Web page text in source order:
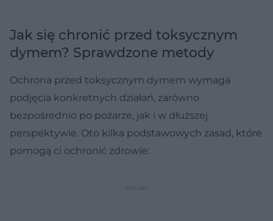
Jak się chronić przed toksycznym
dymem? Sprawdzone metody
Ochrona przed toksycznym dymem wymaga
podjęcia konkretnych działań, zarówno
bezpośrednio po pożarze, jak i w dłuższej
perspektywie. Oto kilka podstawowych zasad, które
pomogą ci ochronić zdrowie: